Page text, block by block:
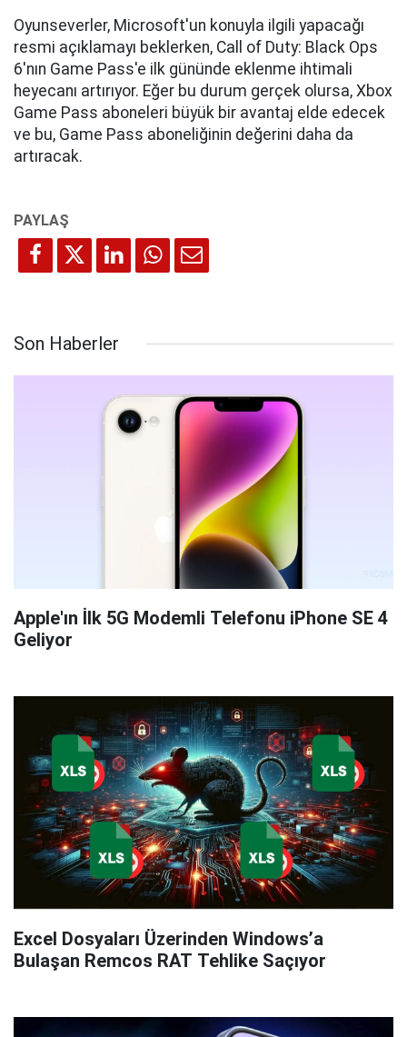
Oyunseverler, Microsoft'un konuyla ilgili yapacağı
resmi açıklamayı beklerken, Call of Duty: Black Ops
6'nın Game Pass'e ilk gününde eklenme ihtimali
heyecanı artırıyor. Eğer bu durum gerçek olursa, Xbox
Game Pass aboneleri büyük bir avantaj elde edecek
ve bu, Game Pass aboneliğinin değerini daha da
artıracak.
Son Haberler
Apple'ın İlk 5G Modemli Telefonu iPhone SE 4
Geliyor
Excel Dosyaları Üzerinden Windows’a
Bulaşan Remcos RAT Tehlike Saçıyor